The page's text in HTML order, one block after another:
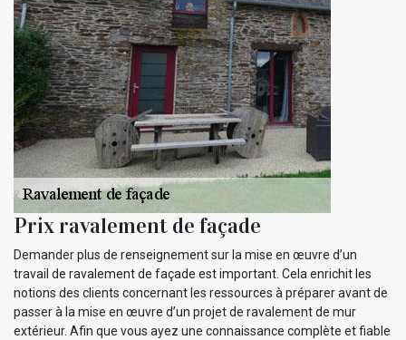
Prix ravalement de façade
Demander plus de renseignement sur la mise en œuvre d’un
travail de ravalement de façade est important. Cela enrichit les
notions des clients concernant les ressources à préparer avant de
passer à la mise en œuvre d’un projet de ravalement de mur
extérieur. Afin que vous ayez une connaissance complète et fiable